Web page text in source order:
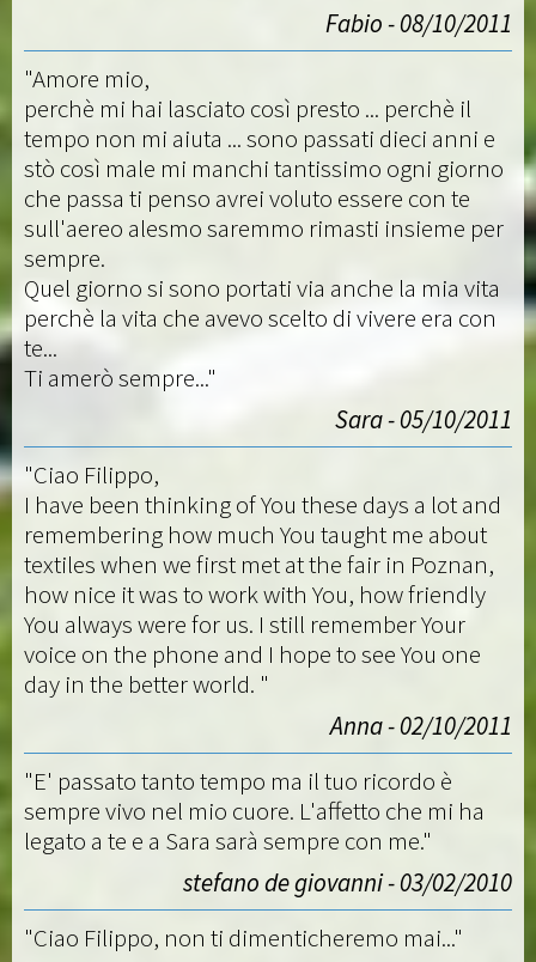
Fabio - 08/10/2011
"Amore mio,
perchè mi hai lasciato così presto ... perchè il
tempo non mi aiuta ... sono passati dieci anni e
stò così male mi manchi tantissimo ogni giorno
che passa ti penso avrei voluto essere con te
sull'aereo alesmo saremmo rimasti insieme per
sempre.
Quel giorno si sono portati via anche la mia vita
perchè la vita che avevo scelto di vivere era con
te...
Ti amerò sempre..."
Sara - 05/10/2011
"Ciao Filippo,
I have been thinking of You these days a lot and
remembering how much You taught me about
textiles when we first met at the fair in Poznan,
how nice it was to work with You, how friendly
You always were for us. I still remember Your
voice on the phone and I hope to see You one
day in the better world. "
Anna - 02/10/2011
"E' passato tanto tempo ma il tuo ricordo è
sempre vivo nel mio cuore. L'affetto che mi ha
legato a te e a Sara sarà sempre con me."
stefano de giovanni - 03/02/2010
"Ciao Filippo, non ti dimenticheremo mai..."